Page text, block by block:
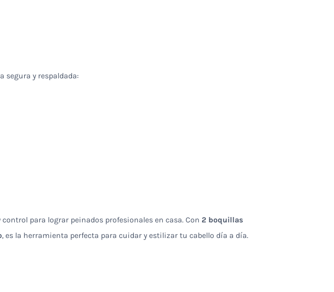
segura y respaldada:
para lograr peinados profesionales en casa. Con 2 boquillas
, es la herramienta perfecta para cuidar y estilizar tu cabello día a día.